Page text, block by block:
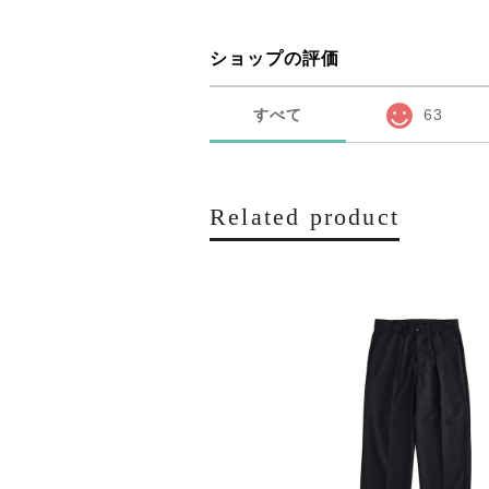
ショップの評価
すべて 63
Related product